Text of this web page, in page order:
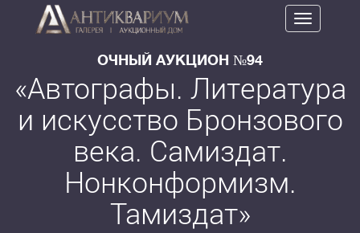
Toggle
navigation
ОЧНЫЙ АУКЦИОН №94
«Автографы. Литература
и искусство Бронзового
века. Самиздат.
Нонконформизм.
Тамиздат»